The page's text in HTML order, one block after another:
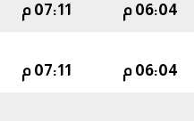
06:04 م 07:11 م
06:04 م 07:11 م